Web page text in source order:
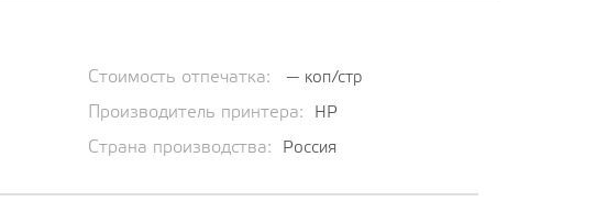
Стоимость отпечатка: — коп/стр
Производитель принтера: HP
Страна производства: Россия